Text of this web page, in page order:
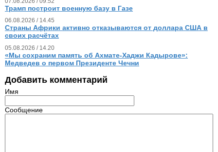
Трамп построит военную базу в Газе
06.08.2026 / 14.45
Страны Африки активно отказываются от доллара США в
своих расчётах
05.08.2026 / 14.20
«Мы сохраним память об Ахмате-Хаджи Кадырове»:
Медведев о первом Президенте Чечни
Добавить комментарий
Имя
Сообщение